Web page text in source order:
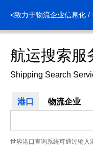
<致力于物流企业信息化 /
航运搜索服
Shipping Search
港口 物流企业
世界港口查询系统可通过输入